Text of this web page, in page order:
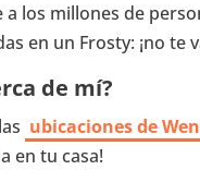
a los millones de
en un Frosty: ¡no te
de mí?
ubicaciones de
en tu casa!